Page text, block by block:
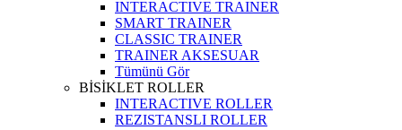
INTERACTIVE TRAINER
SMART TRAINER
CLASSIC TRAINER
TRAINER AKSESUAR
Tümünü Gör
BİSİKLET ROLLER
INTERACTIVE ROLLER
REZISTANSLI ROLLER